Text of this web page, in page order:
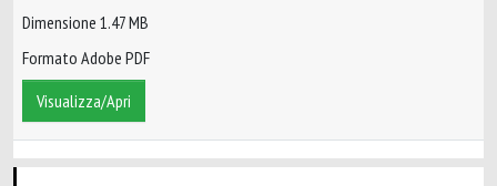
Dimensione 1.47 MB
Formato Adobe PDF
Visualizza/Apri